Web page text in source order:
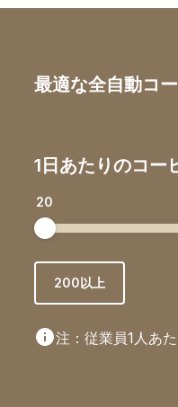
最適な全自動コ
1日あたりのコー
20
200以上
注：従業員1人あ